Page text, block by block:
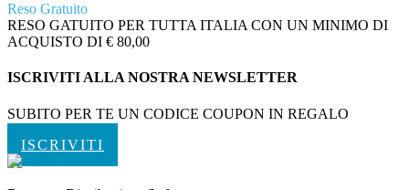
Reso Gratuito
RESO GATUITO PER TUTTA ITALIA CON UN MINIMO DI
ACQUISTO DI € 80,00
ISCRIVITI ALLA NOSTRA NEWSLETTER
SUBITO PER TE UN CODICE COUPON IN REGALO
ISCRIVITI